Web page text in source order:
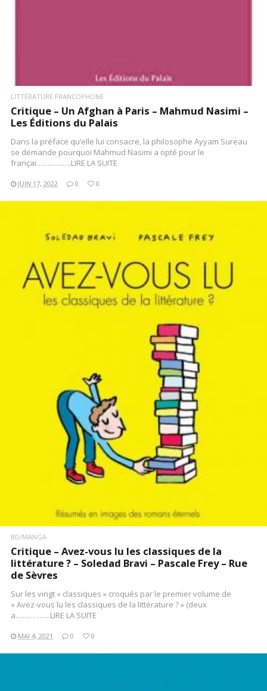
LITTÉRATURE FRANCOPHONE
Critique – Un Afghan à Paris – Mahmud Nasimi –
Les Éditions du Palais
Dans la préface qu’elle lui consacre, la philosophe Ayyam Sureau
se demande pourquoi Mahmud Nasimi a opté pour le
françai…………….LIRE LA SUITE
JUIN 17, 2022 0 0
LIRE LA SUITE
BD/MANGA
Critique – Avez-vous lu les classiques de la
littérature ? – Soledad Bravi – Pascale Frey – Rue
de Sèvres
Sur les vingt « classiques » croqués par le premier volume de
« Avez-vous lu les classiques de la littérature ? » (deux
a…………….LIRE LA SUITE
MAI 4, 2021 0 0